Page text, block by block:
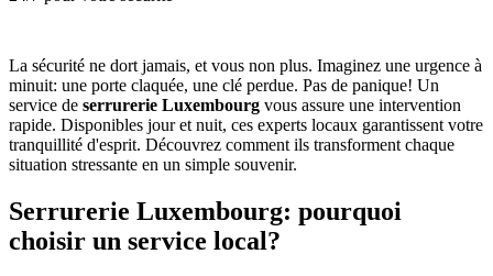
La sécurité ne dort jamais, et vous non plus. Imaginez une urgence à
minuit: une porte claquée, une clé perdue. Pas de panique! Un
service de serrurerie Luxembourg vous assure une intervention
rapide. Disponibles jour et nuit, ces experts locaux garantissent votre
tranquillité d'esprit. Découvrez comment ils transforment chaque
situation stressante en un simple souvenir.
Serrurerie Luxembourg: pourquoi
choisir un service local?